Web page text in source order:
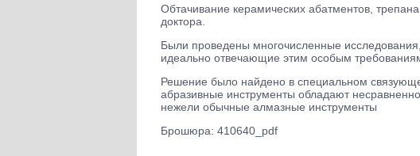
Обтачивание керамических абатментов,
доктора.
Были проведены многочисленные
идеально отвечающие этим особым
Решение было найдено в специальном
абразивные инструменты обладают
нежели обычные алмазные инструменты
Брошюра: 410640_pdf